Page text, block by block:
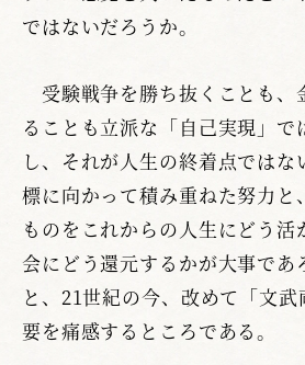
ではないだろうか。
受験戦争を勝ち抜くことも、
ることも立派な「自己実現」で
し、それが人生の終着点ではな
標に向かって積み重ねた努力と
ものをこれからの人生にどう活
会にどう還元するかが大事であ
と、21世紀の今、改めて「文
要を痛感するところである。